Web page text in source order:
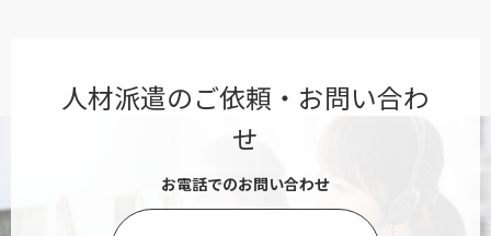
人材派遣のご依頼・お問い合わ
せ
お電話でのお問い合わせ